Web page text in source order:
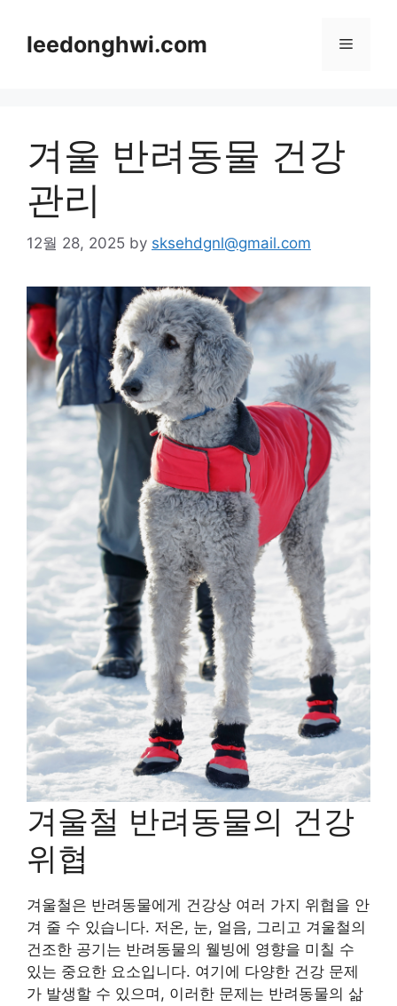
contentleedonghwi.com Menu
겨울 반려동물 건강
관리
12월 28, 2025 by sksehdgnl@gmail.com
겨울철 반려동물의 건강
위협
겨울철은 반려동물에게 건강상 여러 가지 위협을 안
겨 줄 수 있습니다. 저온, 눈, 얼음, 그리고 겨울철의
건조한 공기는 반려동물의 웰빙에 영향을 미칠 수
있는 중요한 요소입니다. 여기에 다양한 건강 문제
가 발생할 수 있으며, 이러한 문제는 반려동물의 삶